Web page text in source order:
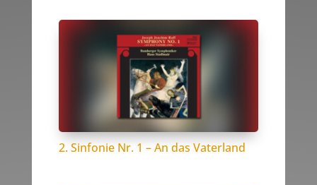
2. Sinfonie Nr. 1 – An das Vaterland